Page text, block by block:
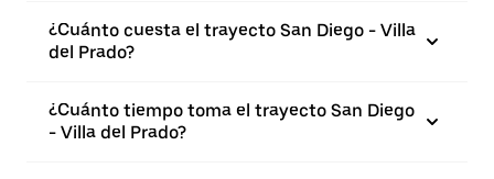
¿Cuánto cuesta el trayecto San Diego - Villa
del Prado?
¿Cuánto tiempo toma el trayecto San Diego
- Villa del Prado?